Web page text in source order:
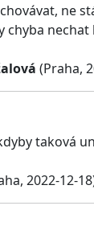
ne
chyba
(Praha,
taková
2022-12-